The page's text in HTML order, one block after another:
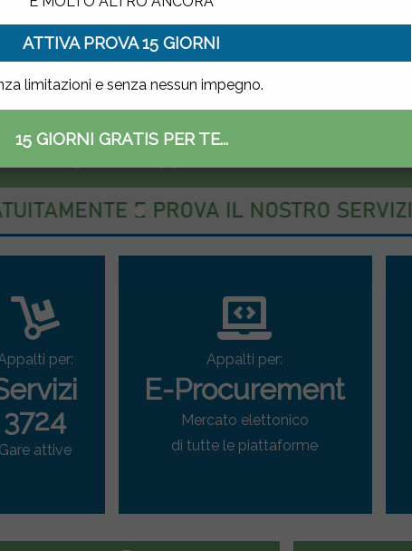
ATTIVA PROVA 15 GIORNI
limitazioni e senza nessun impegno.
15 GIORNI GRATIS PER TE...
gare di appalto
per:
3724
Gare attive
Appalti per:
E-Procurement
Mercato elettonico
di tutte le piattaforme